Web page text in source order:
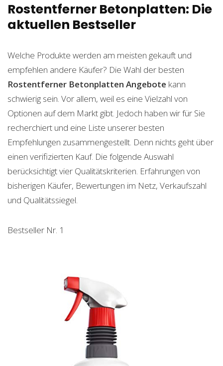
Rostentferner Betonplatten: Die
aktuellen Bestseller
Welche Produkte werden am meisten gekauft und
empfehlen andere Käufer? Die Wahl der besten
Rostentferner Betonplatten Angebote kann
schwierig sein. Vor allem, weil es eine Vielzahl von
Optionen auf dem Markt gibt. Jedoch haben wir für Sie
recherchiert und eine Liste unserer besten
Empfehlungen zusammengestellt. Denn nichts geht über
einen verifizierten Kauf. Die folgende Auswahl
berücksichtigt vier Qualitätskriterien. Erfahrungen von
bisherigen Käufer, Bewertungen im Netz, Verkaufszahl
und Qualitätssiegel.
Bestseller Nr. 1